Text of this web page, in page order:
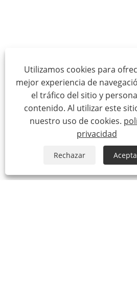
Utilizamos cookies para
mejor experiencia de
el tráfico del sitio y
contenido. Al utilizar este
nuestro uso de cookies.
privacidad
Rechazar